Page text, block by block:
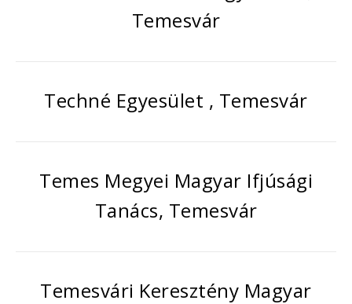
Temesvár
Techné Egyesület , Temesvár
Temes Megyei Magyar Ifjúsági
Tanács, Temesvár
Temesvári Keresztény Magyar